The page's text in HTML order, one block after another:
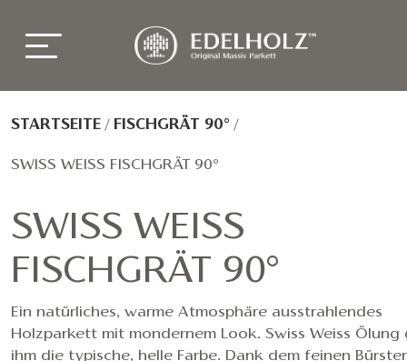
STARTSEITE / FISCHGRÄT 90° /
SWISS WEISS FISCHGRÄT 90°
SWISS WEISS
FISCHGRÄT 90°
Ein natürliches, warme Atmosphäre ausstrahlendes
Holzparkett mit mondernem Look. Swiss Weiss Ölung
ihm die typische, helle Farbe. Dank dem feinen